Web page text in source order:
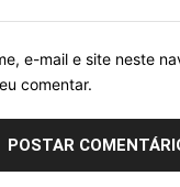
e-mail e site neste
comentar.